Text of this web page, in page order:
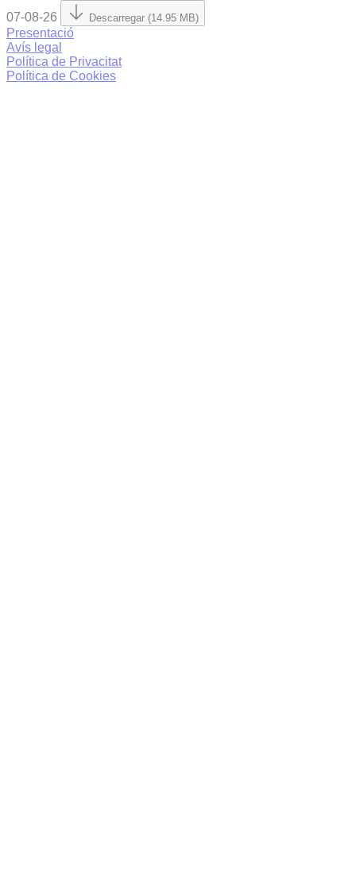
07-08-26 Descarregar (14.95 MB)
Presentació
Avís legal
Política de Privacitat
Política de Cookies